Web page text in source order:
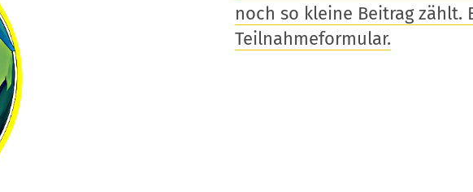
noch so kleine Beitrag zählt.
Teilnahmeformular.